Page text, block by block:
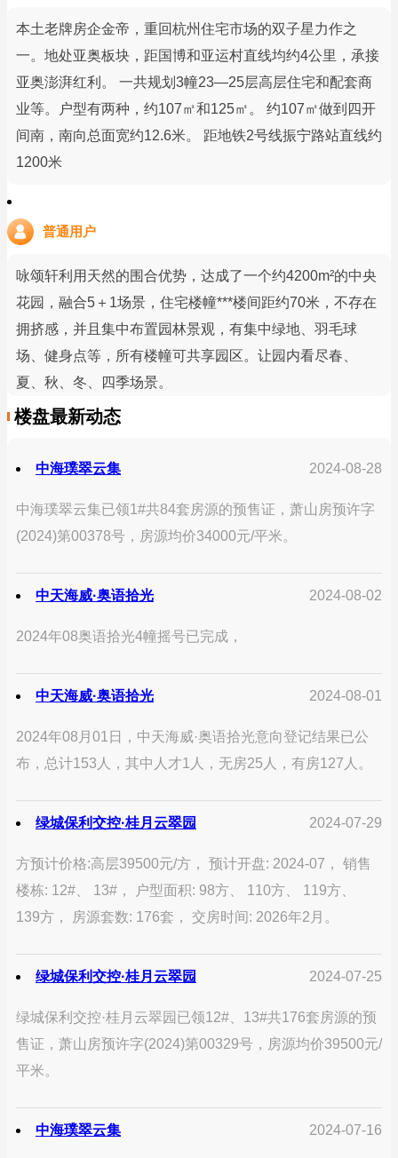
本土老牌房企金帝，重回杭州住宅市场的双子星力作之
一。地处亚奥板块，距国博和亚运村直线均约4公里，承接
亚奥澎湃红利。 一共规划3幢23—25层高层住宅和配套商
业等。户型有两种，约107㎡和125㎡。 约107㎡做到四开
间南，南向总面宽约12.6米。 距地铁2号线振宁路站直线约
1200米
普通用户
咏颂轩利用天然的围合优势，达成了一个约4200m²的中央
花园，融合5＋1场景，住宅楼幢***楼间距约70米，不存在
拥挤感，并且集中布置园林景观，有集中绿地、羽毛球
场、健身点等，所有楼幢可共享园区。让园内看尽春、
夏、秋、冬、四季场景。
楼盘最新动态
中海璞翠云集 2024-08-28
中海璞翠云集已领1#共84套房源的预售证，萧山房预许字
(2024)第00378号，房源均价34000元/平米。
中天海威·奥语拾光 2024-08-02
2024年08奥语拾光4幢摇号已完成，
中天海威·奥语拾光 2024-08-01
2024年08月01日，中天海威·奥语拾光意向登记结果已公
布，总计153人，其中人才1人，无房25人，有房127人。
绿城保利交控·桂月云翠园 2024-07-29
方预计价格:高层39500元/方， 预计开盘: 2024-07， 销售
楼栋: 12#、 13#， 户型面积: 98方、 110方、 119方、
139方， 房源套数: 176套， 交房时间: 2026年2月。
绿城保利交控·桂月云翠园 2024-07-25
绿城保利交控·桂月云翠园已领12#、13#共176套房源的预
售证，萧山房预许字(2024)第00329号，房源均价39500元/
平米。
中海璞翠云集 2024-07-16